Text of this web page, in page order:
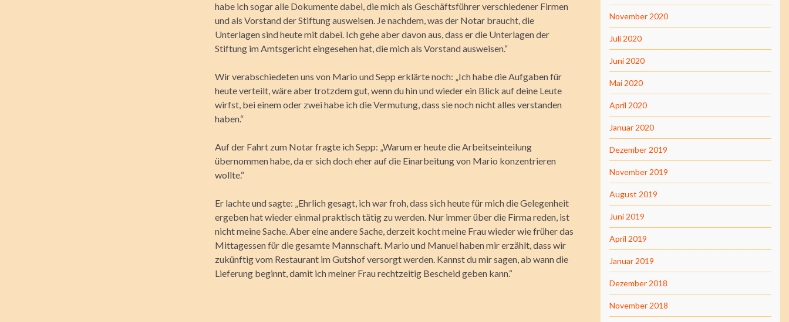
habe ich sogar alle Dokumente dabei, die mich als Geschäftsführer verschiedener Firmen
und als Vorstand der Stiftung ausweisen. Je nachdem, was der Notar braucht, die
Unterlagen sind heute mit dabei. Ich gehe aber davon aus, dass er die Unterlagen der
Stiftung im Amtsgericht eingesehen hat, die mich als Vorstand ausweisen.“
Wir verabschiedeten uns von Mario und Sepp erklärte noch: „Ich habe die Aufgaben für
heute verteilt, wäre aber trotzdem gut, wenn du hin und wieder ein Blick auf deine Leute
wirfst, bei einem oder zwei habe ich die Vermutung, dass sie noch nicht alles verstanden
haben.“
Auf der Fahrt zum Notar fragte ich Sepp: „Warum er heute die Arbeitseinteilung
übernommen habe, da er sich doch eher auf die Einarbeitung von Mario konzentrieren
wollte.“
Er lachte und sagte: „Ehrlich gesagt, ich war froh, dass sich heute für mich die Gelegenheit
ergeben hat wieder einmal praktisch tätig zu werden. Nur immer über die Firma reden, ist
nicht meine Sache. Aber eine andere Sache, derzeit kocht meine Frau wieder wie früher das
Mittagessen für die gesamte Mannschaft. Mario und Manuel haben mir erzählt, dass wir
zukünftig vom Restaurant im Gutshof versorgt werden. Kannst du mir sagen, ab wann die
Lieferung beginnt, damit ich meiner Frau rechtzeitig Bescheid geben kann.“
November 2020
Juli 2020
Juni 2020
Mai 2020
April 2020
Januar 2020
Dezember 2019
November 2019
August 2019
Juni 2019
April 2019
Januar 2019
Dezember 2018
November 2018